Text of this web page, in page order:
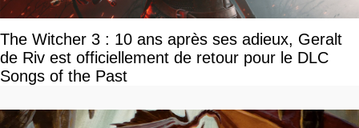
The Witcher 3 : 10 ans après ses adieux, Geralt
de Riv est officiellement de retour pour le DLC
Songs of the Past